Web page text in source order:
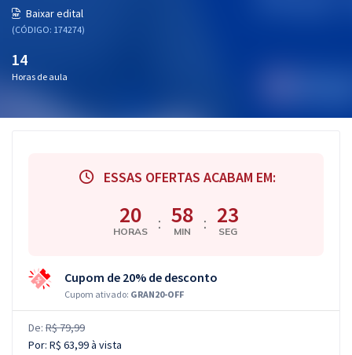
Baixar edital
(CÓDIGO: 174274)
14
Horas de aula
ESSAS OFERTAS ACABAM EM:
20
HORAS : 58
MIN : 22
SEG
Cupom de 20% de desconto
Cupom ativado: GRAN20-OFF
De: R$ 79,99
Por: R$ 63,99à vista